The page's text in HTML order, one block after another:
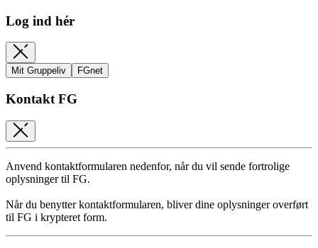
Log ind hér
Mit Gruppeliv FGnet
Kontakt FG
Anvend kontaktformularen nedenfor, når du vil sende fortrolige
oplysninger til FG.
Når du benytter kontaktformularen, bliver dine oplysninger overført
til FG i krypteret form.